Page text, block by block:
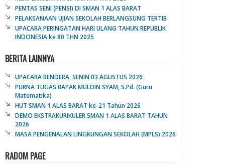
PENTAS SENI (PENSI) DI SMAN 1 ALAS BARAT
PELAKSANAAN UJIAN SEKOLAH BERLANGSUNG TERTIB
UPACARA PERINGATAN HARI ULANG TAHUN REPUBLIK
INDONESIA ke 80 THN 2025
BERITA LAINNYA
UPACARA BENDERA, SENIN 03 AGUSTUS 2026
PURNA TUGAS BAPAK MULDIN SYAM, S.Pd. (Guru
Matematika)
HUT SMAN 1 ALAS BARAT ke-21 Tahun 2026
DEMO EKSTRAKURIKULER SMAN 1 ALAS BARAT TAHUN
2026
MASA PENGENALAN LINGKUNGAN SEKOLAH (MPLS) 2026
RADOM PAGE